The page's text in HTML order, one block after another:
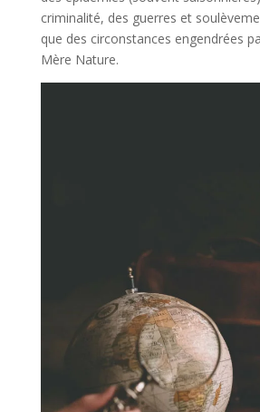
criminalité, des guerres et
que des circonstances engendrées
Mère Nature.